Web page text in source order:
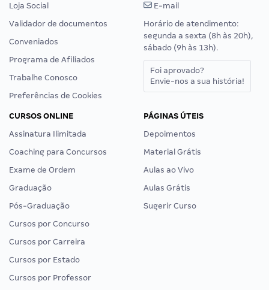
Loja Social
Validador de documentos
Conveniados
Programa de Afiliados
Trabalhe Conosco
Preferências de Cookies
E-mail
Horário de atendimento:
segunda a sexta (8h às 20h),
sábado (9h às 13h).
Foi aprovado?
Envie-nos a sua história!
CURSOS ONLINE
Assinatura Ilimitada
Coaching para Concursos
Exame de Ordem
Graduação
Pós-Graduação
Cursos por Concurso
Cursos por Carreira
Cursos por Estado
Cursos por Professor
PÁGINAS ÚTEIS
Depoimentos
Material Grátis
Aulas ao Vivo
Aulas Grátis
Sugerir Curso